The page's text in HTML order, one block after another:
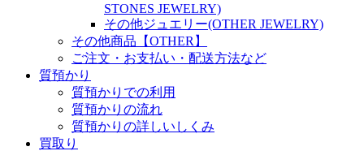
STONES JEWELRY)
その他ジュエリー(OTHER JEWELRY)
その他商品【OTHER】
ご注文・お支払い・配送方法など
質預かり
質預かりでの利用
質預かりの流れ
質預かりの詳しいしくみ
買取り